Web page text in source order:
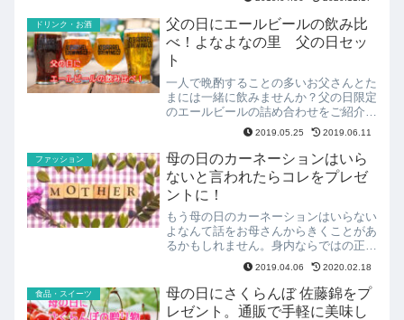
んでみませんか。通販で手に入る和菓子
からおすすめをご紹介します。
ドリンク・お酒
父の日にエールビールの飲み比
べ！よなよなの里 父の日セッ
ト
一人で晩酌することの多いお父さんとた
まには一緒に飲みませんか？父の日限定
のエールビールの詰め合わせをご紹介し
ます。普段のビールとは一味違う、エー
ルビールの飲み比べセットはどんな感じ
なのでしょうか。
2019.05.25 2019.06.11
ファッション
母の日のカーネーションはいら
ないと言われたらコレをプレゼ
ントに！
もう母の日のカーネーションはいらない
よなんて話をお母さんからきくことがあ
るかもしれません。身内ならではの正直
な話だと思いますが、それでも何か贈り
たい、花以外になにかプレゼントにでき
ないかな？という場合に使えそうなプレ
ゼントをご紹介します。
2019.04.06 2020.02.18
食品・スイーツ
母の日にさくらんぼ 佐藤錦をプ
レゼント。通販で手軽に美味し